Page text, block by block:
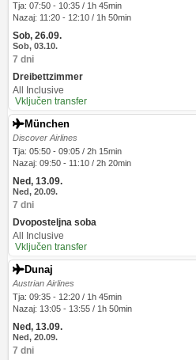
Tja: 07:50 - 10:35 / 1h 45min
Nazaj: 11:20 - 12:10 / 1h 50min
Sob, 26.09.
Sob, 03.10.
7 dni
Dreibettzimmer
All Inclusive
Vključen transfer
München
Discover Airlines
Tja: 05:50 - 09:05 / 2h 15min
Nazaj: 09:50 - 11:10 / 2h 20min
Ned, 13.09.
Ned, 20.09.
7 dni
Dvoposteljna soba
All Inclusive
Vključen transfer
Dunaj
Austrian Airlines
Tja: 09:35 - 12:20 / 1h 45min
Nazaj: 13:05 - 13:55 / 1h 50min
Ned, 13.09.
Ned, 20.09.
7 dni